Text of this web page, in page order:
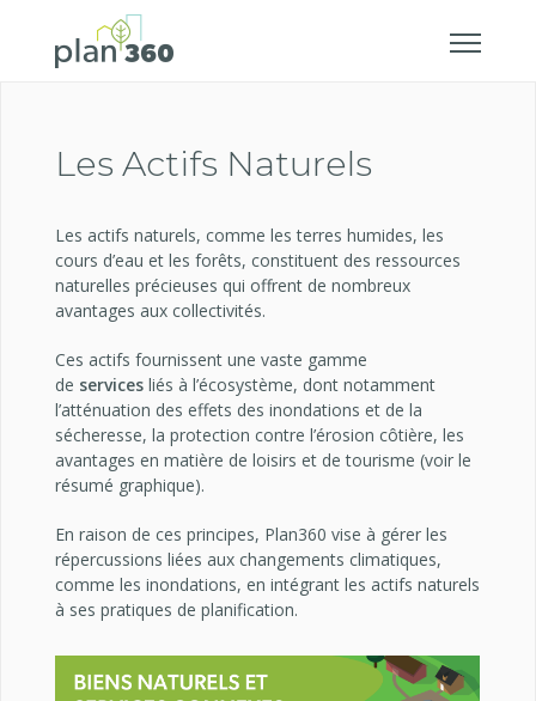
Les Actifs Naturels
Les actifs naturels, comme les terres humides, les
cours d’eau et les forêts, constituent des ressources
naturelles précieuses qui offrent de nombreux
avantages aux collectivités.
​Ces actifs fournissent une vaste gamme
de services liés à l’écosystème, dont notamment
l’atténuation des effets des inondations et de la
sécheresse, la protection contre l’érosion côtière, les
avantages en matière de loisirs et de tourisme (voir le
résumé graphique).
En raison de ces principes, Plan360 vise à gérer les
répercussions liées aux changements climatiques,
comme les inondations, en intégrant les actifs naturels
à ses pratiques de planification.